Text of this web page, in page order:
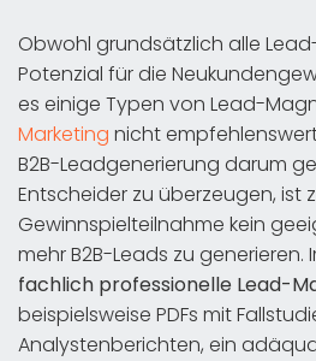
Obwohl grundsätzlich alle
Potenzial für die
es einige Typen von Lead-
Marketing nicht
B2B-Leadgenerierung darum
Entscheider zu überzeugen, ist
Gewinnspielteilnahme kein
mehr B2B-Leads zu generieren.
fachlich professionelle Lead-
beispielsweise PDFs mit
Analystenberichten, ein